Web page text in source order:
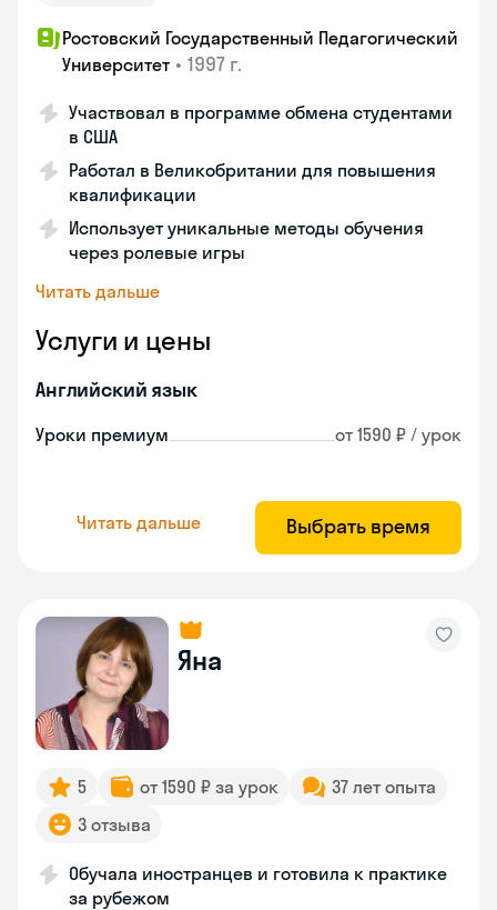
Ростовский Государственный Педагогический
Университет • 1997 г.
Участвовал в программе обмена студентами
в США
Работал в Великобритании для повышения
квалификации
Использует уникальные методы обучения
через ролевые игры
Читать дальше
Услуги и цены
Английский язык
Уроки премиум от 1590 ₽ / урок
Читать дальше Выбрать время
Яна
5 от 1590 ₽ за урок
37 лет опыта
3 отзыва
Обучала иностранцев и готовила к практике
за рубежом